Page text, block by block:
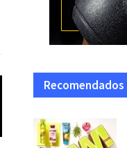
Recomendados